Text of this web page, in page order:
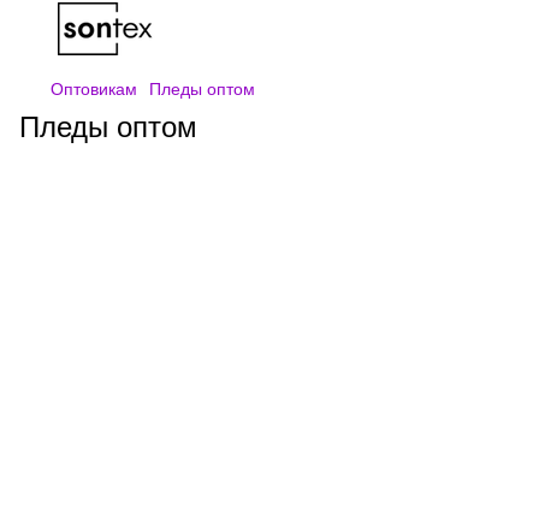
Оптовикам Пледы оптом
Пледы оптом